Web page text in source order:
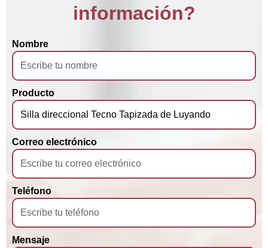
información?
Nombre
Producto
Correo electrónico
Teléfono
Mensaje